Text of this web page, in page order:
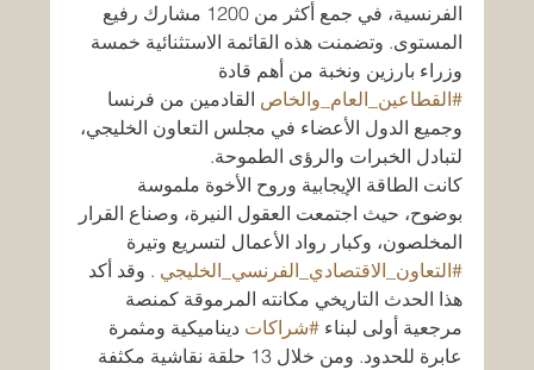
الفرنسية، في جمع أكثر من 1200 مشارك رفيع
المستوى. وتضمنت هذه القائمة الاستثنائية خمسة
وزراء بارزين ونخبة من أهم قادة
#القطاعين_العام_والخاص القادمين من فرنسا
وجميع الدول الأعضاء في مجلس التعاون الخليجي،
لتبادل الخبرات والرؤى الطموحة.
كانت الطاقة الإيجابية وروح الأخوة ملموسة
بوضوح، حيث اجتمعت العقول النيرة، وصناع القرار
المخلصون، وكبار رواد الأعمال لتسريع وتيرة
#التعاون_الاقتصادي_الفرنسي_الخليجي . وقد أكد
هذا الحدث التاريخي مكانته المرموقة كمنصة
مرجعية أولى لبناء #شراكات ديناميكية ومثمرة
عابرة للحدود. ومن خلال 13 حلقة نقاشية مكثفة